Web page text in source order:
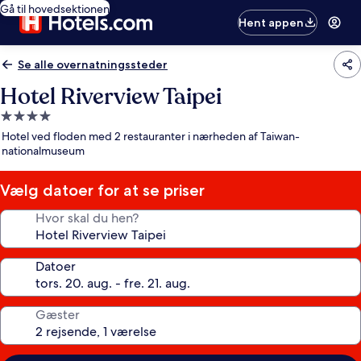
Gå til hovedsektionen
Hent appen
Se alle overnatningssteder
Hotel Riverview Taipei
4.0-
stjernet
overnatningssted
Hotel ved floden med 2 restauranter i nærheden af Taiwan-
nationalmuseum
Vælg datoer for at se priser
Hvor skal du hen?
Datoer
Gæster